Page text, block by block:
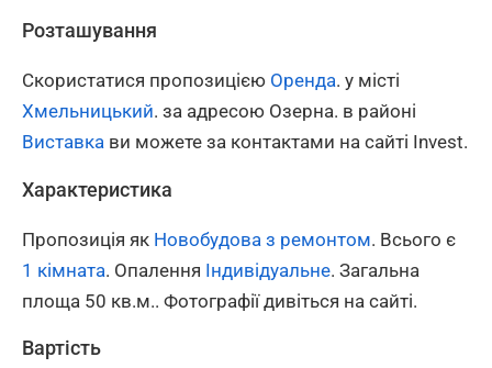
Розташування
Скористатися пропозицією Оренда. у місті
Хмельницький. за адресою Озерна. в районі
Виставка ви можете за контактами на сайті Invest.
Характеристика
Пропозиція як Новобудова з ремонтом. Всього є
1 кімната. Опалення Індивідуальне. Загальна
площа 50 кв.м.. Фотографії дивіться на сайті.
Вартість